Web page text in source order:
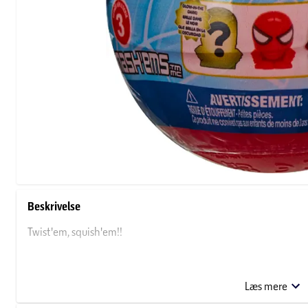
Beskrivelse
Twist'em, squish'em!!
sjov. Hvilken karakter finder du indeni?! Hver Mashem leveres
Læs mere